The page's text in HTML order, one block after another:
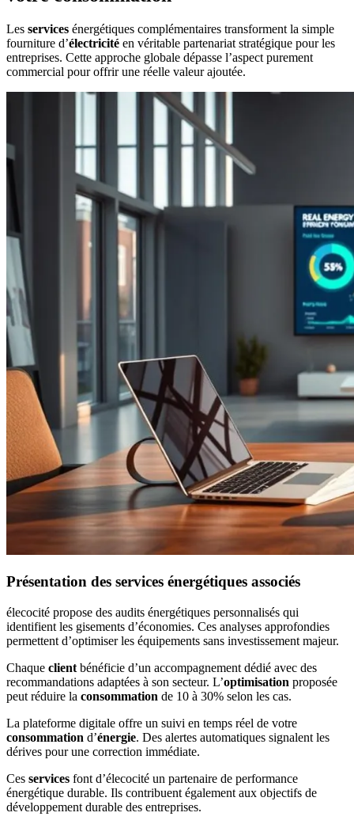
Les services énergétiques complémentaires transforment la simple
fourniture d’électricité en véritable partenariat stratégique pour les
entreprises. Cette approche globale dépasse l’aspect purement
commercial pour offrir une réelle valeur ajoutée.
Présentation des services énergétiques associés
élecocité propose des audits énergétiques personnalisés qui
identifient les gisements d’économies. Ces analyses approfondies
permettent d’optimiser les équipements sans investissement majeur.
Chaque client bénéficie d’un accompagnement dédié avec des
recommandations adaptées à son secteur. L’optimisation proposée
peut réduire la consommation de 10 à 30% selon les cas.
La plateforme digitale offre un suivi en temps réel de votre
consommation d’énergie. Des alertes automatiques signalent les
dérives pour une correction immédiate.
Ces services font d’élecocité un partenaire de performance
énergétique durable. Ils contribuent également aux objectifs de
développement durable des entreprises.